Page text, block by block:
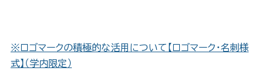
※ロゴマークの積極的な活用について【ロゴマーク・名刺様
式】（学内限定）